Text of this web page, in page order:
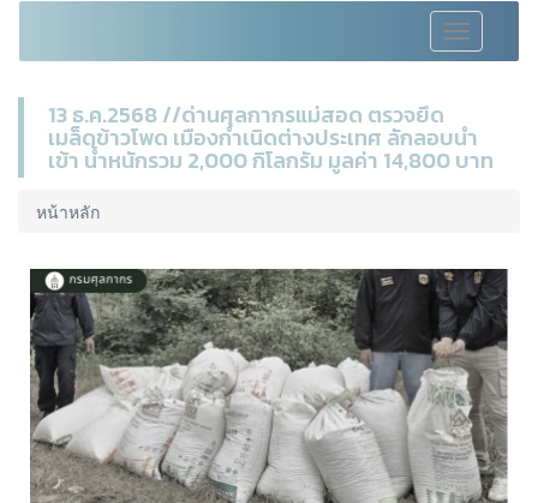
Toggle
navigation
13 ธ.ค.2568 //ด่านศุลกากรแม่สอด ตรวจยึด
เมล็ดข้าวโพด เมืองกำเนิดต่างประเทศ ลักลอบนำ
เข้า น้ำหนักรวม 2,000 กิโลกรัม มูลค่า 14,800 บาท
หน้าหลัก